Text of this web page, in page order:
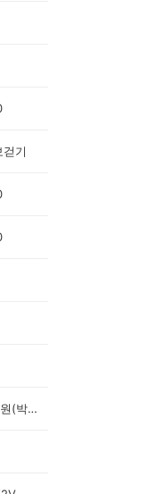
기
킹카공무원(박진영)